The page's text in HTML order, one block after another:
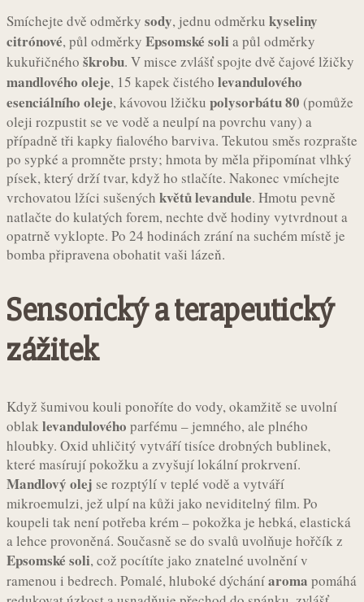
Smíchejte dvě odměrky sody, jednu odměrku kyseliny
citrónové, půl odměrky Epsomské soli a půl odměrky
kukuřičného škrobu. V misce zvlášť spojte dvě čajové lžičky
mandlového oleje, 15 kapek čistého levandulového
esenciálního oleje, kávovou lžičku polysorbátu 80 (pomůže
oleji rozpustit se ve vodě a neulpí na povrchu vany) a
případně tři kapky fialového barviva. Tekutou směs rozprašte
po sypké a promněte prsty; hmota by měla připomínat vlhký
písek, který drží tvar, když ho stlačíte. Nakonec vmíchejte
vrchovatou lžíci sušených květů levandule. Hmotu pevně
natlačte do kulatých forem, nechte dvě hodiny vytvrdnout a
opatrně vyklopte. Po 24 hodinách zrání na suchém místě je
bomba připravena obohatit vaši lázeň.
Sensorický a terapeutický
zážitek
Když šumivou kouli ponoříte do vody, okamžitě se uvolní
oblaklevandulového parfému – jemného, ale plného
hloubky. Oxid uhličitý vytváří tisíce drobných bublinek,
které masírují pokožku a zvyšují lokální prokrvení.
Mandlový olej se rozptýlí v teplé vodě a vytváří
mikroemulzi, jež ulpí na kůži jako neviditelný film. Po
koupeli tak není potřeba krém – pokožka je hebká, elastická
a lehce provoněná. Současně se do svalů uvolňuje hořčík z
Epsomské soli, což pocítíte jako znatelné uvolnění v
ramenou i bedrech. Pomalé, hluboké dýcháníaroma pomáhá